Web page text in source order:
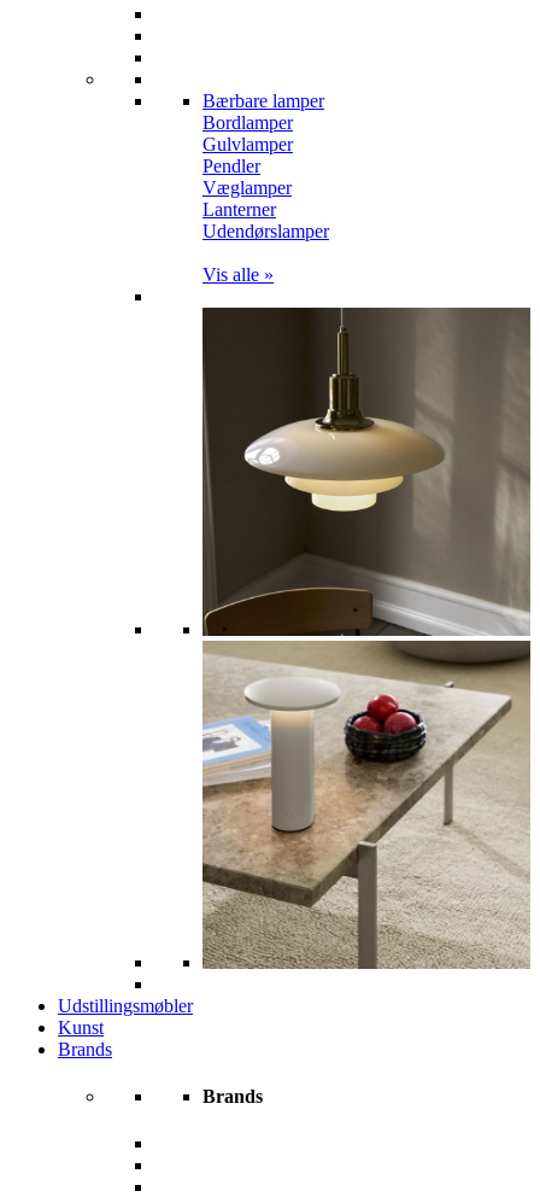
Bærbare lamper
Bordlamper
Gulvlamper
Pendler
Væglamper
Lanterner
Udendørslamper
Vis alle »
Udstillingsmøbler
Kunst
Brands
Brands